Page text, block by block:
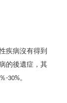
疾病沒有得到
的後遺症，其
％-30%。